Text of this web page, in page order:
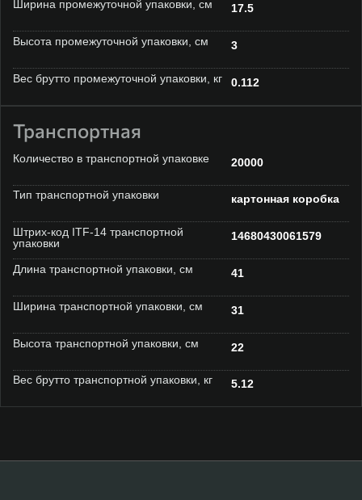
Ширина промежуточной упаковки, см 17.5
Высота промежуточной упаковки, см 3
Вес брутто промежуточной упаковки, кг 0.112
Транспортная
Количество в транспортной упаковке 20000
Тип транспортной упаковки картонная коробка
Штрих-код ITF-14 транспортной
упаковки
14680430061579
Длина транспортной упаковки, см 41
Ширина транспортной упаковки, см 31
Высота транспортной упаковки, см 22
Вес брутто транспортной упаковки, кг 5.12